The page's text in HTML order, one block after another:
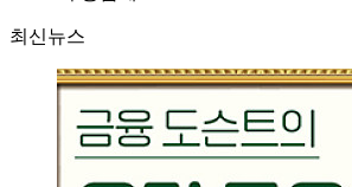
최신뉴스